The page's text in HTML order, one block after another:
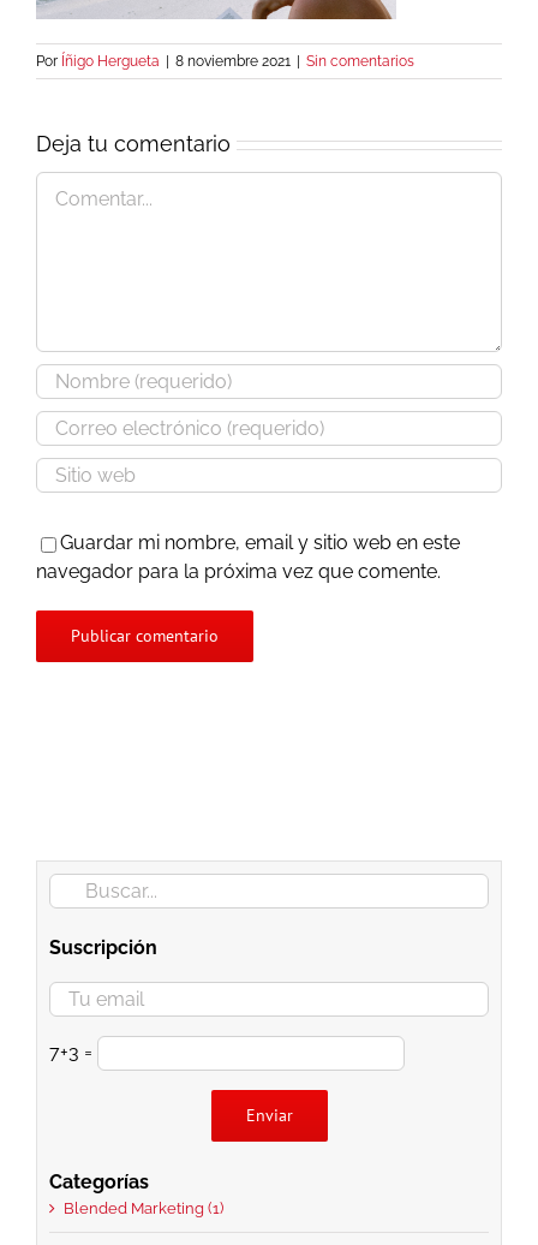
Por Íñigo Hergueta 8 noviembre 2021 Sin comentarios
Deja tu comentario
Guardar mi nombre, email y sitio web en este
navegador para la próxima vez que comente.
Buscar:
Suscripción
7+3 =
Por favor, deja este campo vacío.
Categorías
Blended Marketing (1)